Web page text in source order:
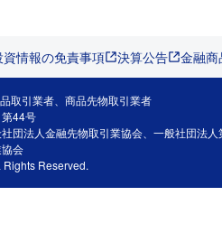
資情報の免責事項 決算公告 金融
取引業者、商品先物取引業者
44号
団法人金融先物取引業協会、一般社団法
会
Reserved.